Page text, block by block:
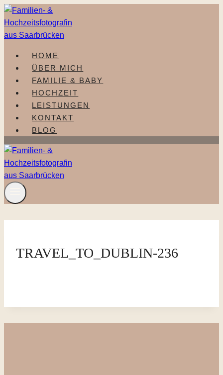
Zum
Inhalt
springen
HOME
ÜBER MICH
FAMILIE & BABY
HOCHZEIT
LEISTUNGEN
KONTAKT
BLOG
TRAVEL_TO_DUBLIN-236